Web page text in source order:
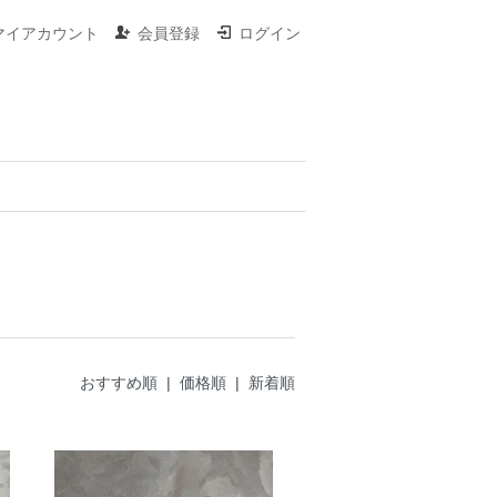
イアカウント 会員登録 ログイン
おすすめ順 | 価格順 | 新着順